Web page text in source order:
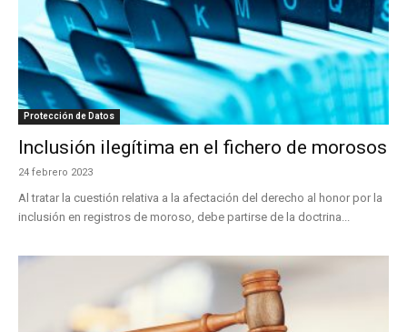
Protección de Datos
Inclusión ilegítima en el fichero de morosos
24 febrero 2023
Al tratar la cuestión relativa a la afectación del derecho al honor por la
inclusión en registros de moroso, debe partirse de la doctrina...